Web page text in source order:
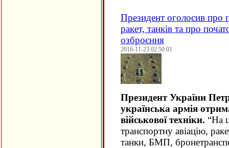
Президент оголосив про
ракет, танків та про
озброєння
2016-11-23 02:50:01
Президент України
українська армія
військової техніки. “На
транспортну авіацію,
танки, БМП,